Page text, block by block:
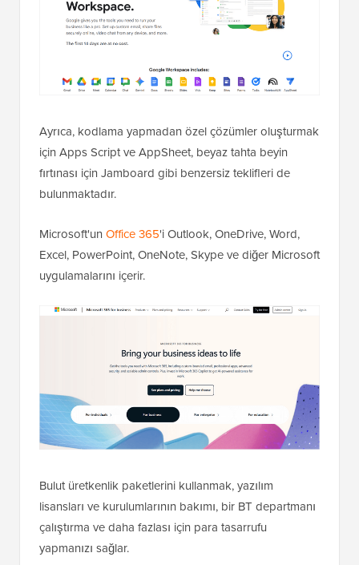
Ayrıca, kodlama yapmadan özel çözümler oluşturmak
için Apps Script ve AppSheet, beyaz tahta beyin
fırtınası için Jamboard gibi benzersiz teklifleri de
bulunmaktadır.
Microsoft'un Office 365'i Outlook, OneDrive, Word,
Excel, PowerPoint, OneNote, Skype ve diğer Microsoft
uygulamalarını içerir.
Bulut üretkenlik paketlerini kullanmak, yazılım
lisansları ve kurulumlarının bakımı, bir BT departmanı
çalıştırma ve daha fazlası için para tasarrufu
yapmanızı sağlar.